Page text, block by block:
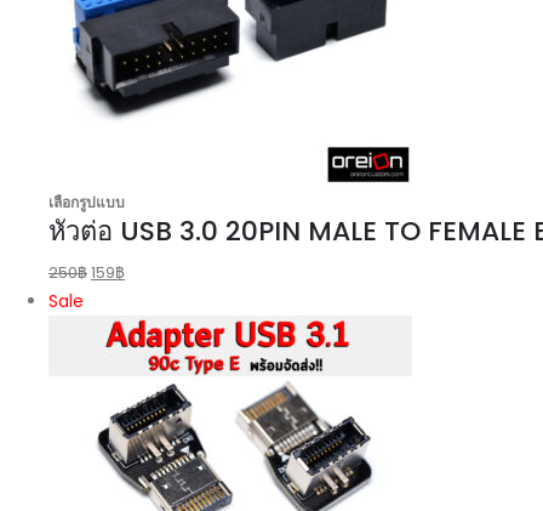
เลือกรูปแบบ
หัวต่อ USB 3.0 20PIN MALE TO FEMALE
250฿159฿
Sale